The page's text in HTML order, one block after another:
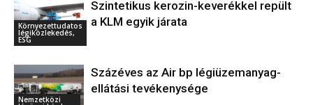
Környezettudatos
légiközlekedés,
ESG
Szintetikus kerozin-keverékkel repült
a KLM egyik járata
Nemzetközi
Százéves az Air bp légiüzemanyag-
ellátási tevékenysége